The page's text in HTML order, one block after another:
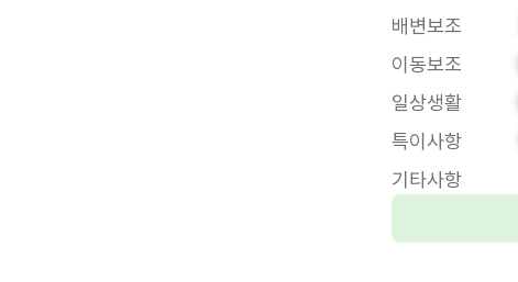
배변보조
이동보조
일상생활
특이사항
기타사항